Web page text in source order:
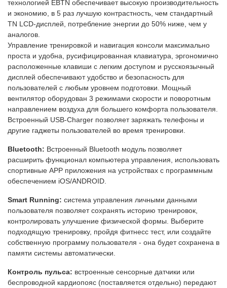
технологией EBTN обеспечивает высокую производительность
и экономию, в 5 раз лучшую контрастность, чем стандартный
TN LCD-дисплей, потребление энергии до 50% ниже, чем у
аналогов.
Управление тренировкой и навигация консоли максимально
проста и удобна, русифицированная клавиатура, эргономично
расположенные клавиши с легким доступом и русскоязычный
дисплей обеспечивают удобство и безопасность для
пользователей с любым уровнем подготовки. Мощный
вентилятор оборудован 3 режимами скорости и поворотным
направлением воздуха для большего комфорта пользователя.
Встроенный USB-Charger позволяет заряжать телефоны и
другие гаджеты пользователей во время тренировки.
Bluetooth: Встроенный Bluetooth модуль позволяет
расширить функционал компьютера управления, использовать
спортивные APP приложения на устройствах с программным
обеспечением iOS/ANDROID.
Smart Running: система управления личными данными
пользователя позволяет сохранять историю тренировок,
контролировать улучшение физической формы. Выберите
подходящую тренировку, пройдя фитнесс тест, или создайте
собственную программу пользователя - она будет сохранена в
памяти системы автоматически.
Контроль пульса: встроенные сенсорные датчики или
беспроводной кардиопояс (поставляется отдельно) передают